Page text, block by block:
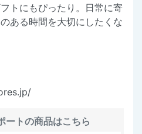
トにもぴったり。日常に寄
ある時間を大切にしたくな
ートの商品はこちら